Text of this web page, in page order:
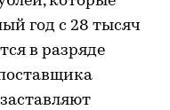
год с 28 тысяч
в разряде